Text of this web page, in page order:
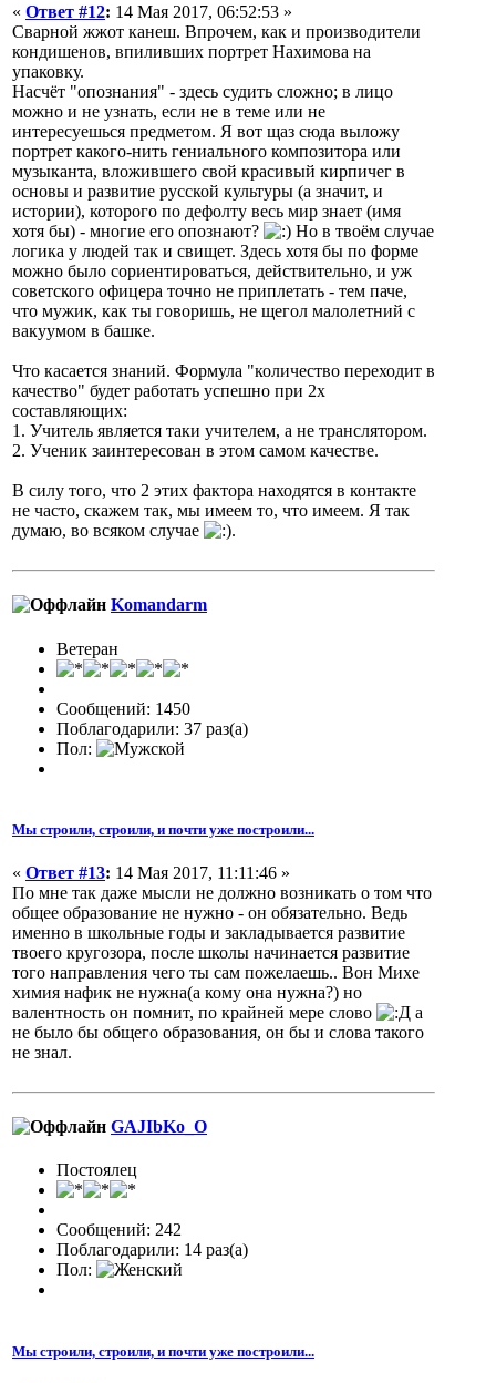
« Ответ #12: 14 Мая 2017, 06:52:53 »
Сварной жжот канеш. Впрочем, как и производители
кондишенов, впиливших портрет Нахимова на
упаковку.
Насчёт "опознания" - здесь судить сложно; в лицо
можно и не узнать, если не в теме или не
интересуешься предметом. Я вот щаз сюда выложу
портрет какого-нить гениального композитора или
музыканта, вложившего свой красивый кирпичег в
основы и развитие русской культуры (а значит, и
истории), которого по дефолту весь мир знает (имя
хотя бы) - многие его опознают?
Но в твоём случае
логика у людей так и свищет. Здесь хотя бы по форме
можно было сориентироваться, действительно, и уж
советского офицера точно не приплетать - тем паче,
что мужик, как ты говоришь, не щегол малолетний с
вакуумом в башке.
Что касается знаний. Формула "количество переходит в
качество" будет работать успешно при 2х
составляющих:
1. Учитель является таки учителем, а не транслятором.
2. Ученик заинтересован в этом самом качестве.
В силу того, что 2 этих фактора находятся в контакте
не часто, скажем так, мы имеем то, что имеем. Я так
думаю, во всяком случае
.
Komandarm
Ветеран
Сообщений: 1450
Поблагодарили: 37 раз(а)
Пол:
Мы строили, строили, и почти уже построили...
« Ответ #13: 14 Мая 2017, 11:11:46 »
По мне так даже мысли не должно возникать о том что
общее образование не нужно - он обязательно. Ведь
именно в школьные годы и закладывается развитие
твоего кругозора, после школы начинается развитие
того направления чего ты сам пожелаешь.. Вон Михе
химия нафик не нужна(а кому она нужна?) но
валентность он помнит, по крайней мере слово
а
не было бы общего образования, он бы и слова такого
не знал.
GAJIbKo_O
Постоялец
Сообщений: 242
Поблагодарили: 14 раз(а)
Пол:
Мы строили, строили, и почти уже построили...